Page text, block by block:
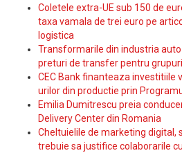
Coletele extra-UE sub 150 de
taxa vamala de trei euro pe
logistica
Transformarile din industria
preturi de transfer pentru
CEC Bank finanteaza investitiile
urilor din productie prin
Emilia Dumitrescu preia
Delivery Center din Romania
Cheltuielile de marketing digital,
trebuie sa justifice colaborarile